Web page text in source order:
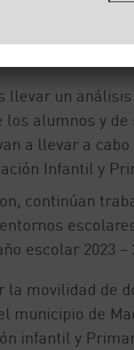
llevar un
alumnos y
a llevar a
Infantil y
continúan
escolar 2023 –
la movilidad de
municipio de
infantil y